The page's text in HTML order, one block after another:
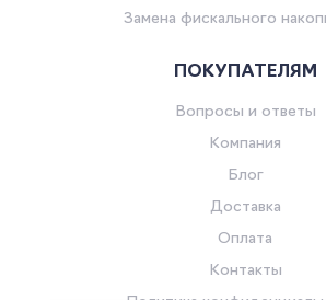
Замена фискального
ПОКУПАТЕЛЯМ
Вопросы и ответы
Компания
Блог
Доставка
Оплата
Контакты